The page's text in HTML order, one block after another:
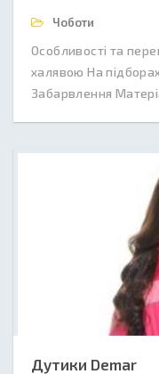
Чоботи
Особливості та
халявою На
Забарвлення
Дутики Demar